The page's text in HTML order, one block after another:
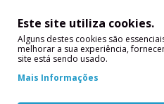
Este site utiliza cookies.
Alguns destes cookies são
melhorar a sua experiência,
site está sendo usado.
Mais Informações